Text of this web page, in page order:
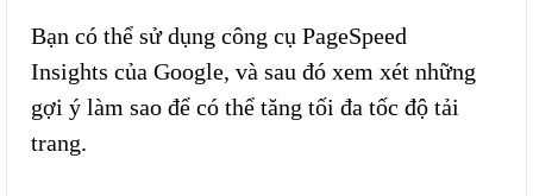
Bạn có thể sử dụng công cụ PageSpeed
Insights của Google, và sau đó xem xét những
gợi ý làm sao để có thể tăng tối đa tốc độ tải
trang.